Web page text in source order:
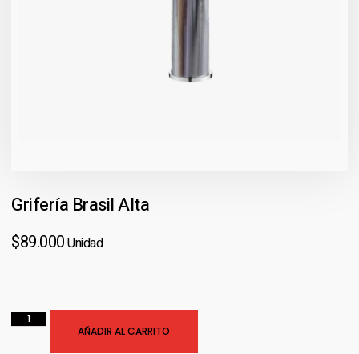
Grifería Brasil Alta
$89.000Unidad
AÑADIR AL CARRITO